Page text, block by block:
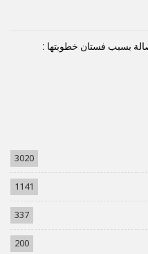
بسبب فستان خطوبتها :
3020
1141
337
200